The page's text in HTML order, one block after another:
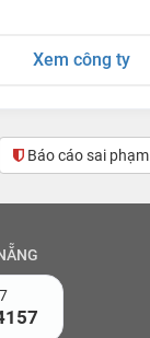
Xem công ty
Báo cáo sai phạm